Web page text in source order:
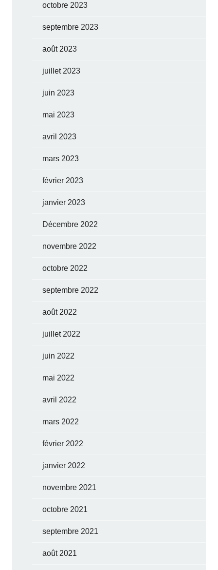
octobre 2023
septembre 2023
août 2023
juillet 2023
juin 2023
mai 2023
avril 2023
mars 2023
février 2023
janvier 2023
Décembre 2022
novembre 2022
octobre 2022
septembre 2022
août 2022
juillet 2022
juin 2022
mai 2022
avril 2022
mars 2022
février 2022
janvier 2022
novembre 2021
octobre 2021
septembre 2021
août 2021